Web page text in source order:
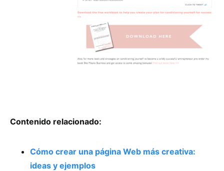
Contenido relacionado:
Cómo crear una página Web más creativa:
ideas y ejemplos